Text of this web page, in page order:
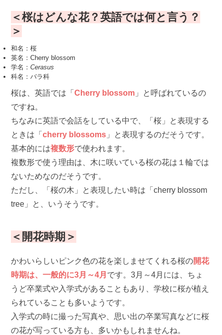
＜桜はどんな花？英語では何と言う？
＞
和名：桜
英名：Cherry blossom
学名：Cerasus
科名：バラ科
桜は、英語では「Cherry blossom 」と呼ばれているの
ですね。
ちなみに英語で会話をしている中で、「桜」と表現する
ときは「cherry blossoms 」と表現するのだそうです。
基本的には複数形で使われます。
複数形で使う理由は、木に咲いている桜の花は１輪では
ないためなのだそうです。
ただし、「桜の木」と表現したい時は「cherry blossom
tree」と、いうそうです。
＜開花時期＞
かわいらしいピンク色の花を楽しませてくれる桜の開花
時期は、一般的に3月～4月 です。3月～4月には、ちょ
うど卒業式や入学式があることもあり、学校に桜が植え
られていることも多いようです。
入学式の時に撮った写真や、思い出の卒業写真などに桜
の花が写っている方も、多いかもしれませんね。